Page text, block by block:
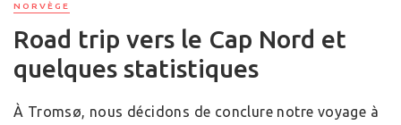
NORVÈGE
Road trip vers le Cap Nord et
quelques statistiques
À Tromsø, nous décidons de conclure notre voyage à